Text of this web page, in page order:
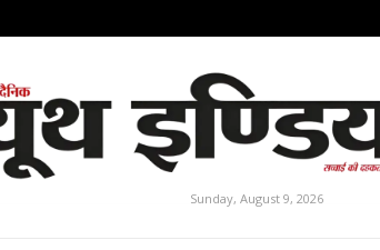
Sunday, August 9, 2026